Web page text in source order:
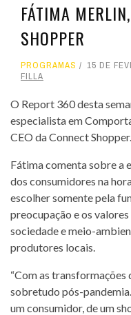
FÁTIMA
SHOPPER
PROGRAMAS 15 DE
FILLA
O Report 360 desta
especialista em
CEO da Connect Shopper.
Fátima comenta sobre a
dos consumidores na
escolher somente pela
preocupação e os
sociedade e meio-
produtores locais.
“Com as transformações
sobretudo pós-
um consumidor, de um